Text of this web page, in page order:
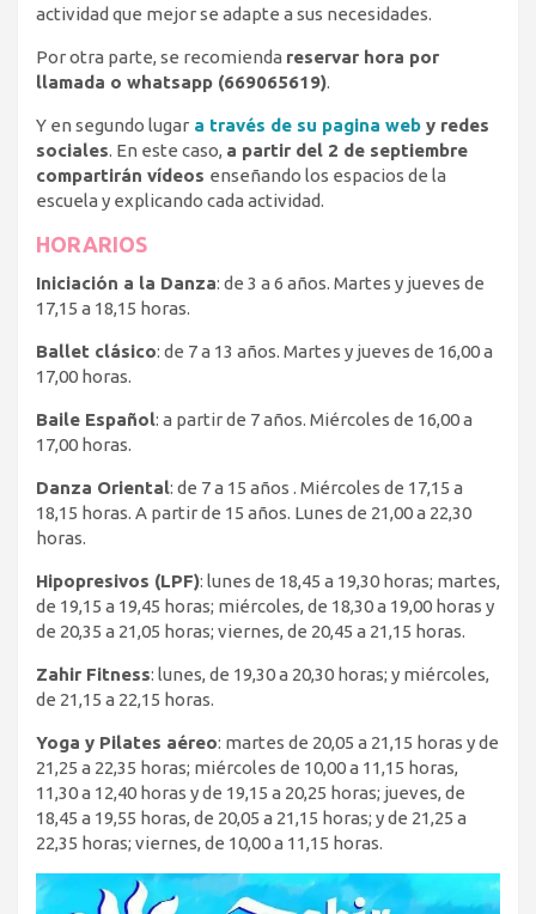
actividad que mejor se adapte a sus necesidades.
Por otra parte, se recomienda reservar hora por
llamada o whatsapp (669065619).
Y en segundo lugar a través de su pagina web y redes
sociales. En este caso, a partir del 2 de septiembre
compartirán vídeos enseñando los espacios de la
escuela y explicando cada actividad.
HORARIOS
Iniciación a la Danza: de 3 a 6 años. Martes y jueves de
17,15 a 18,15 horas.
Ballet clásico: de 7 a 13 años. Martes y jueves de 16,00 a
17,00 horas.
Baile Español: a partir de 7 años. Miércoles de 16,00 a
17,00 horas.
Danza Oriental: de 7 a 15 años . Miércoles de 17,15 a
18,15 horas. A partir de 15 años. Lunes de 21,00 a 22,30
horas.
Hipopresivos (LPF): lunes de 18,45 a 19,30 horas; martes,
de 19,15 a 19,45 horas; miércoles, de 18,30 a 19,00 horas y
de 20,35 a 21,05 horas; viernes, de 20,45 a 21,15 horas.
Zahir Fitness: lunes, de 19,30 a 20,30 horas; y miércoles,
de 21,15 a 22,15 horas.
Yoga y Pilates aéreo: martes de 20,05 a 21,15 horas y de
21,25 a 22,35 horas; miércoles de 10,00 a 11,15 horas,
11,30 a 12,40 horas y de 19,15 a 20,25 horas; jueves, de
18,45 a 19,55 horas, de 20,05 a 21,15 horas; y de 21,25 a
22,35 horas; viernes, de 10,00 a 11,15 horas.